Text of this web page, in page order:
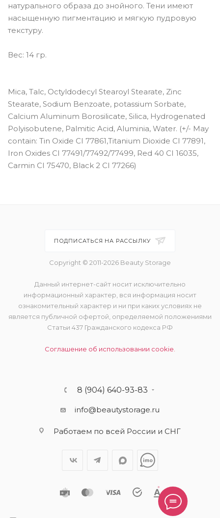
натурального образа до знойного. Тени имеют
насыщенную пигментацию и мягкую пудровую
текстуру.
Вес: 14 гр.
Mica, Talc, Octyldodecyl Stearoyl Stearate, Zinc
Stearate, Sodium Benzoate, potassium Sorbate,
Calcium Aluminum Borosilicate, Silica, Hydrogenated
Polyisobutene, Palmitic Acid, Aluminia, Water. (+/- May
contain: Tin Oxide CI 77861,Titanium Dioxide CI 77891,
Iron Oxides CI 77491/77492/77499, Red 40 CI 16035,
Carmin CI 75470, Black 2 CI 77266)
ПОДПИСАТЬСЯ НА РАССЫЛКУ
Copyright © 2011-2026 Beauty Storage
Данный интернет-сайт носит исключительно
информационный характер, вся информация носит
ознакомительный характер и ни при каких условиях не
является публичной офертой, определяемой положениями
Статьи 437 Гражданского кодекса РФ
Соглашение об использовании cookie.
8 (904) 640-93-83
info@beautystorage.ru
Работаем по всей России и СНГ